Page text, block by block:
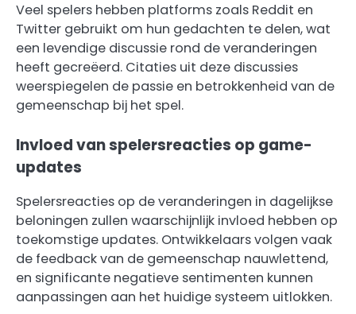
Veel spelers hebben platforms zoals Reddit en
Twitter gebruikt om hun gedachten te delen, wat
een levendige discussie rond de veranderingen
heeft gecreëerd. Citaties uit deze discussies
weerspiegelen de passie en betrokkenheid van de
gemeenschap bij het spel.
Invloed van spelersreacties op game-
updates
Spelersreacties op de veranderingen in dagelijkse
beloningen zullen waarschijnlijk invloed hebben op
toekomstige updates. Ontwikkelaars volgen vaak
de feedback van de gemeenschap nauwlettend,
en significante negatieve sentimenten kunnen
aanpassingen aan het huidige systeem uitlokken.